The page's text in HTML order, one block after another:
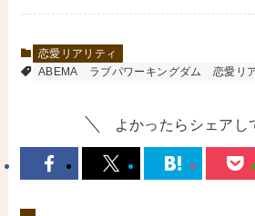
恋愛リアリティ
ABEMA
ラブパワーキングダム 恋愛リ
よかったらシェアし